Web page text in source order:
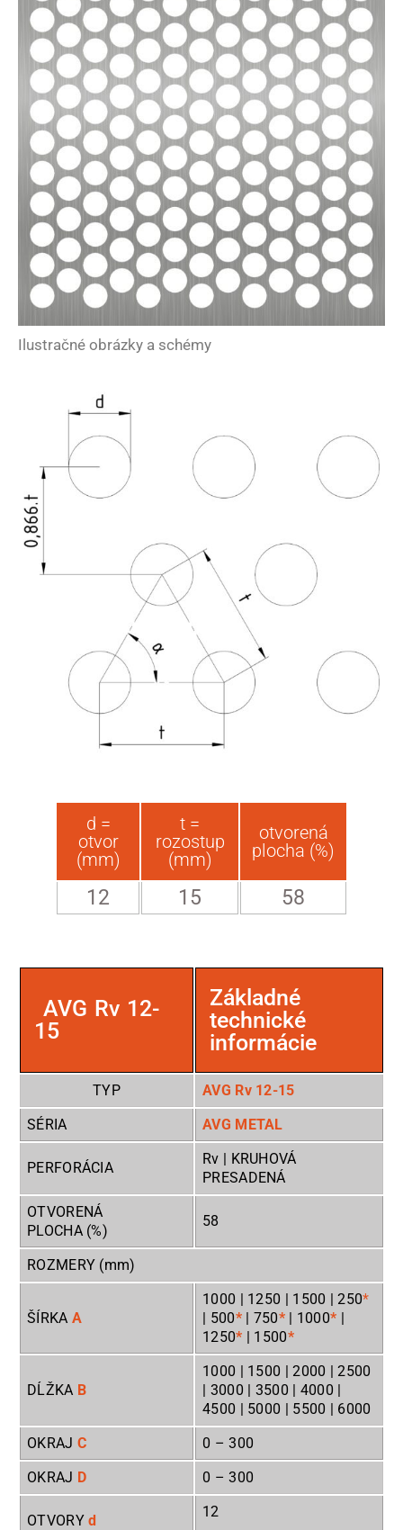
Ilustračné obrázky a schémy
d =
otvor
(mm)
t =
rozostup
(mm)
otvorená
plocha (%)
12 15 58
AVG Rv 12-
15
Základné
technické
informácie
TYP
AVG Rv 12-15
SÉRIA
AVG METAL
PERFORÁCIA
Rv | KRUHOVÁ
PRESADENÁ
OTVORENÁ
PLOCHA (%)
58
ROZMERY (mm)
ŠÍRKA A
1000 | 1250 | 1500 | 250*
| 500* | 750*| 1000* |
1250* | 1500*
DĹŽKA B
1000 | 1500 | 2000 | 2500
| 3000 | 3500 | 4000 |
4500 | 5000 | 5500 | 6000
OKRAJ C 0 – 300
OKRAJ D 0 – 300
OTVORYd
12